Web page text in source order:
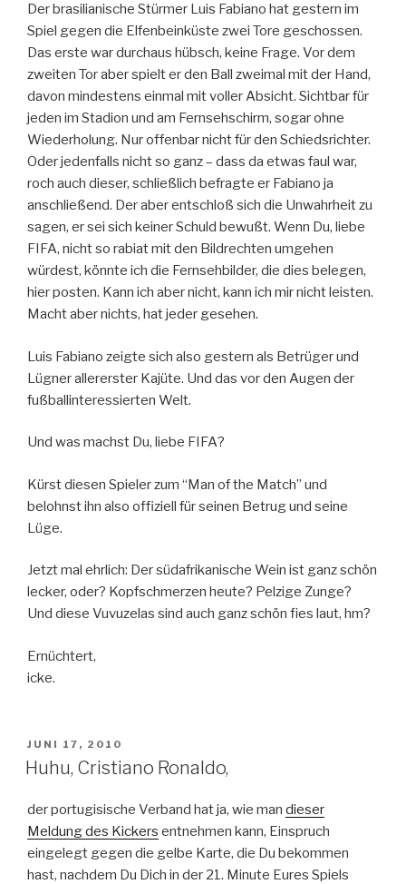
Der brasilianische Stürmer Luis Fabiano hat gestern im
Spiel gegen die Elfenbeinküste zwei Tore geschossen.
Das erste war durchaus hübsch, keine Frage. Vor dem
zweiten Tor aber spielt er den Ball zweimal mit der Hand,
davon mindestens einmal mit voller Absicht. Sichtbar für
jeden im Stadion und am Fernsehschirm, sogar ohne
Wiederholung. Nur offenbar nicht für den Schiedsrichter.
Oder jedenfalls nicht so ganz – dass da etwas faul war,
roch auch dieser, schließlich befragte er Fabiano ja
anschließend. Der aber entschloß sich die Unwahrheit zu
sagen, er sei sich keiner Schuld bewußt. Wenn Du, liebe
FIFA, nicht so rabiat mit den Bildrechten umgehen
würdest, könnte ich die Fernsehbilder, die dies belegen,
hier posten. Kann ich aber nicht, kann ich mir nicht leisten.
Macht aber nichts, hat jeder gesehen.
Luis Fabiano zeigte sich also gestern als Betrüger und
Lügner allererster Kajüte. Und das vor den Augen der
fußballinteressierten Welt.
Und was machst Du, liebe FIFA?
Kürst diesen Spieler zum “Man of the Match” und
belohnst ihn also offiziell für seinen Betrug und seine
Lüge.
Jetzt mal ehrlich: Der südafrikanische Wein ist ganz schön
lecker, oder? Kopfschmerzen heute? Pelzige Zunge?
Und diese Vuvuzelas sind auch ganz schön fies laut, hm?
Ernüchtert,
icke.
VERÖFFENTLICHT
AM
JUNI 17, 2010
Huhu, Cristiano Ronaldo,
der portugisische Verband hat ja, wie man dieser
Meldung des Kickers entnehmen kann, Einspruch
eingelegt gegen die gelbe Karte, die Du bekommen
hast, nachdem Du Dich in der 21. Minute Eures Spiels